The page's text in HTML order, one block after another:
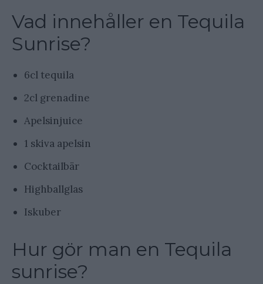
Vad innehåller en Tequila
Sunrise?
6cl tequila
2cl grenadine
Apelsinjuice
1 skiva apelsin
Cocktailbär
Highballglas
Iskuber
Hur gör man en Tequila
sunrise?